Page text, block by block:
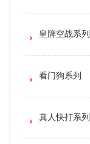
皇牌空战系列
看门狗系列
真人快打系列